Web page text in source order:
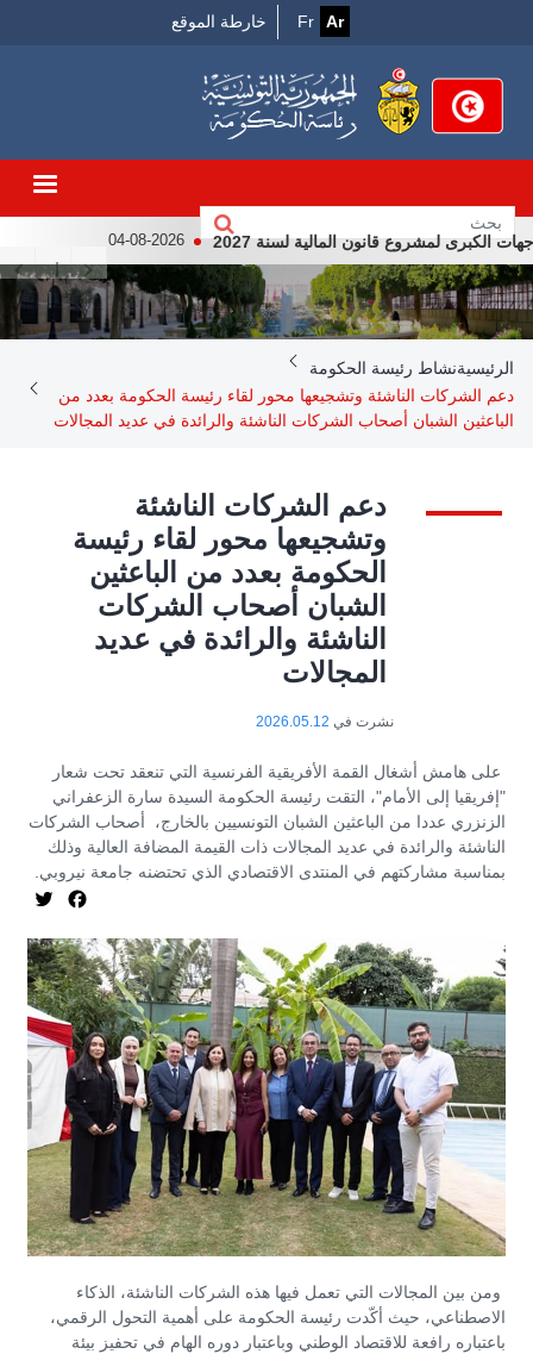
الرئيسي
Fr Ar
Menu
خارطة الموقع
لمشروع قانون المالية لسنة 2027 04-08-2026 لقاء رئيس
Breadcrumb
الرئيسيةنشاط رئيسة الحكومة
دعم الشركات الناشئة وتشجيعها محور لقاء رئيسة الحكومة بعدد من
الباعثين الشبان أصحاب الشركات الناشئة والرائدة في عديد المجالات
دعم الشركات الناشئة
وتشجيعها محور لقاء رئيسة
الحكومة بعدد من الباعثين
الشبان أصحاب الشركات
الناشئة والرائدة في عديد
المجالات
نشرت في 2026.05.12
على هامش أشغال القمة الأفريقية الفرنسية التي تنعقد تحت شعار
"إفريقيا إلى الأمام"، التقت رئيسة الحكومة السيدة سارة الزعفراني
الزنزري عددا من الباعثين الشبان التونسيين بالخارج، أصحاب الشركات
الناشئة والرائدة في عديد المجالات ذات القيمة المضافة العالية وذلك
بمناسبة مشاركتهم في المنتدى الاقتصادي الذي تحتضنه جامعة نيروبي.
ومن بين المجالات التي تعمل فيها هذه الشركات الناشئة، الذكاء
الاصطناعي، حيث أكّدت رئيسة الحكومة على أهمية التحول الرقمي،
باعتباره رافعة للاقتصاد الوطني وباعتبار دوره الهام في تحفيز بيئة